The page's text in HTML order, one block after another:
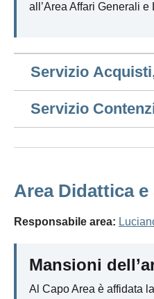
all’Area Affari Generali e
Servizio
Servizio
Area Didattica
Responsabile area:
Mansioni
Al Capo Area è affidata